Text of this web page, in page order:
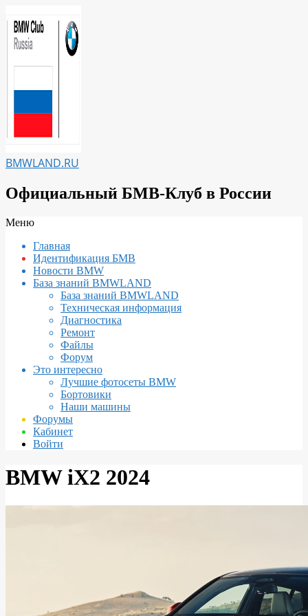
к
содержимому
BMWLAND.RU
Официальный БМВ-Клуб в России
Вторичное
навигации
Меню
Главная
Идентификация БМВ
Новости BMW
База знаний BMWLAND
База знаний BMWLAND
Техническая информация
Диагностика
Ремонт
Файлы
Форум
Это интересно
Лучшие фотосеты BMW
Бортовики
Наши машины
Форумы
Кабинет
Войти
BMW iX2 2024